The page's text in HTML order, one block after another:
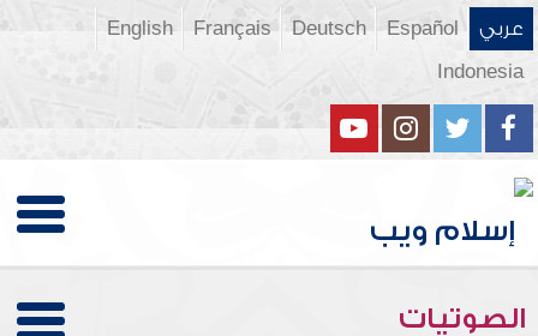
عربي Español
Deutsch
Français
English
Indonesia
الصوتيات